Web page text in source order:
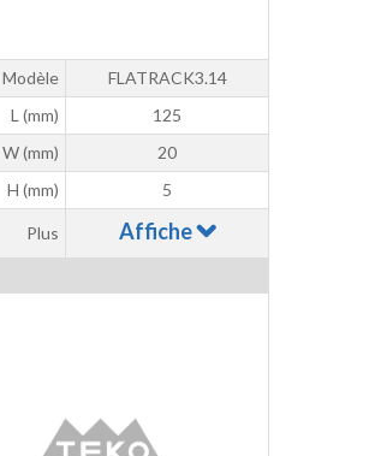
Modèle
FLATRACK3.14
L (mm)
125
W (mm)
20
H (mm)
5
Plus Affiche